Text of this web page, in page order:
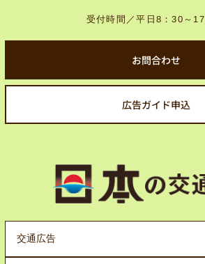
受付時間／平日8：30～
お問合わせ
広告ガイド申込
交通広告